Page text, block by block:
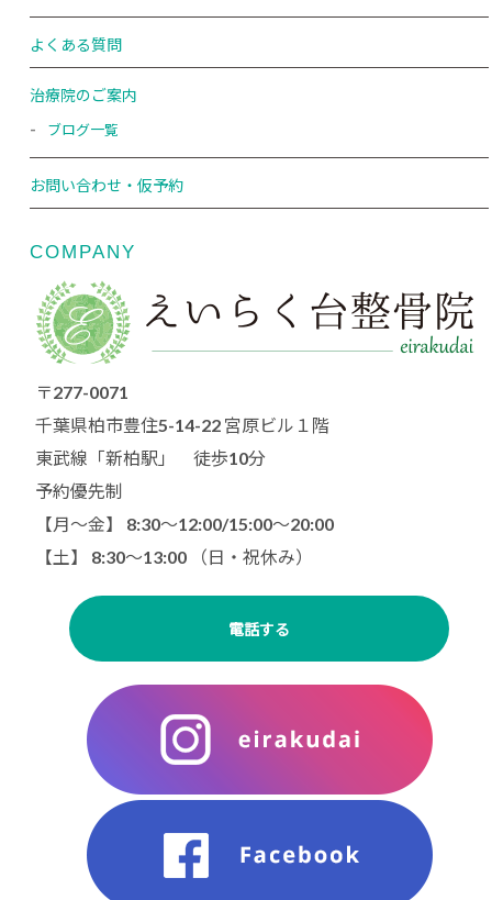
よくある質問
治療院のご案内
ブログ一覧
お問い合わせ・仮予約
COMPANY
〒277-0071
千葉県柏市豊住5-14-22 宮原ビル１階
東武線「新柏駅」 徒歩10分
予約優先制
【月〜金】 8:30～12:00/15:00〜20:00
【土】 8:30〜13:00 （日・祝休み）
電話する